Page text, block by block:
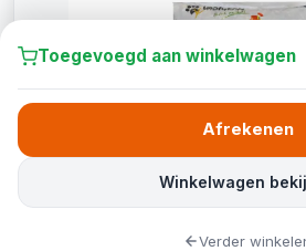
Toegevoegd aan winkelwagen
Winkelwagen
Afrekenen
Verder